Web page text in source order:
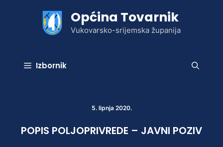
Općina Tovarnik
Vukovarsko-srijemska županija
Izbornik
5. lipnja 2020.
POPIS POLJOPRIVREDE – JAVNI POZIV